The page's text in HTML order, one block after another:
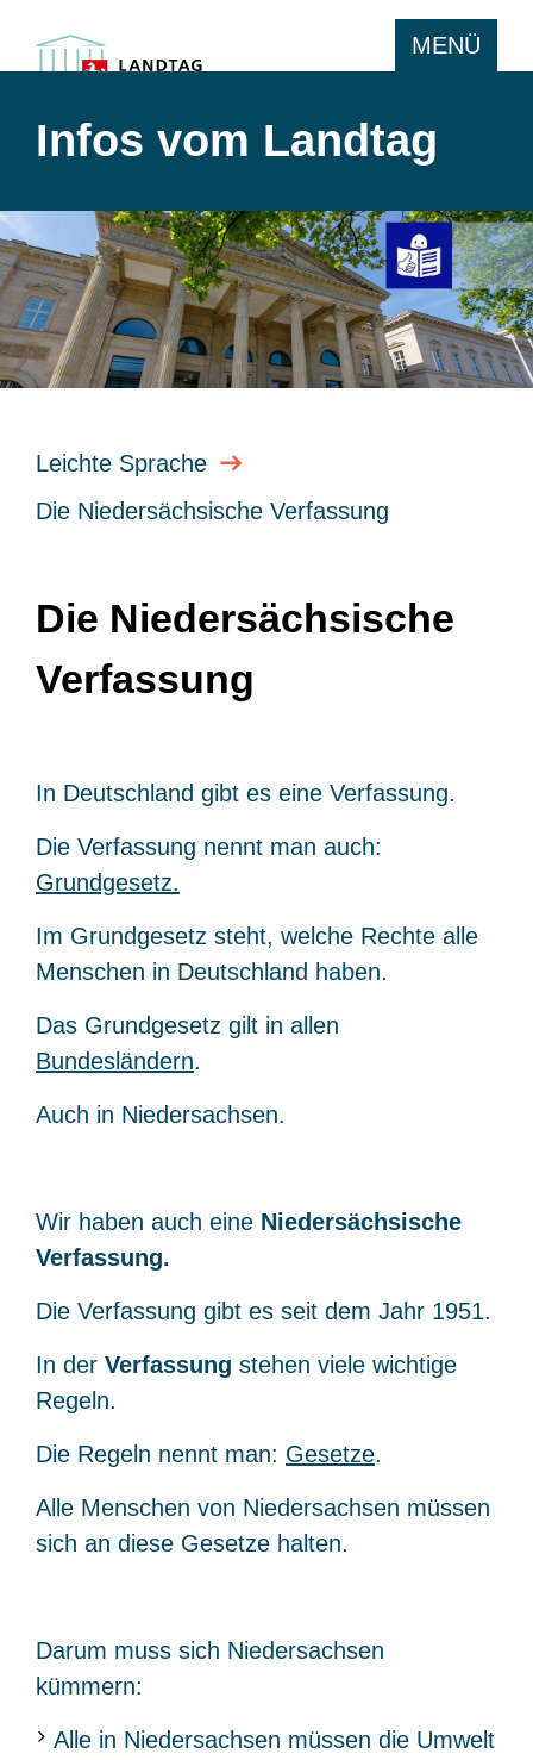
MENÜ
Infos vom Landtag
Leichte Sprache
Die Niedersächsische Verfassung
Die Niedersächsische
Verfassung
In Deutschland gibt es eine Verfassung.
Die Verfassung nennt man auch:
Grundgesetz.
Im Grundgesetz steht, welche Rechte alle
Menschen in Deutschland haben.
Das Grundgesetz gilt in allen
Bundesländern.
Auch in Niedersachsen.
Wir haben auch eine Niedersächsische
Verfassung.
Die Verfassung gibt es seit dem Jahr 1951.
In der Verfassung stehen viele wichtige
Regeln.
Die Regeln nennt man: Gesetze.
Alle Menschen von Niedersachsen müssen
sich an diese Gesetze halten.
Darum muss sich Niedersachsen
kümmern:
Alle in Niedersachsen müssen die Umwelt